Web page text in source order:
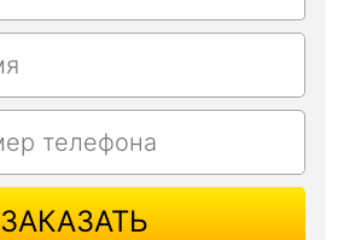
ЗАКАЗАТЬ